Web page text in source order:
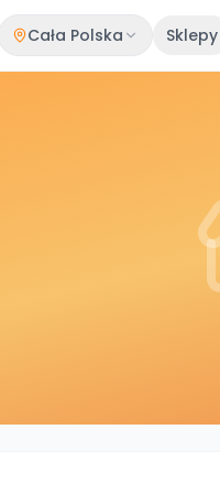
Cała Polska Sklepy